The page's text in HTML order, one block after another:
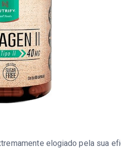
elogiado pela sua